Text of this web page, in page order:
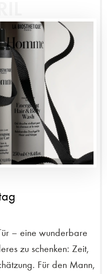
– eine wunderbare
zu schenken: Zeit,
Für den Mann,